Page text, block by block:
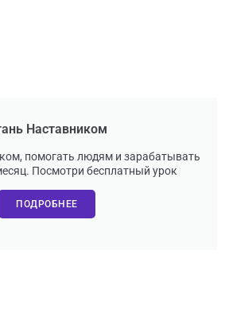
Наставником
помогать людям и зарабатывать
Посмотри бесплатный урок
ПОДРОБНЕЕ